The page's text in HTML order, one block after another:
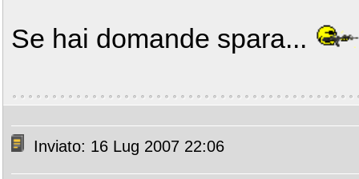
Se hai domande spara...
Inviato: 16 Lug 2007 22:06